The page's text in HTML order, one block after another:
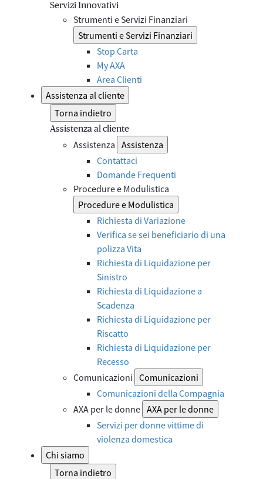
Servizi Innovativi
Strumenti e Servizi Finanziari
Strumenti e Servizi Finanziari
Stop Carta
My AXA
Area Clienti
Assistenza al cliente
Torna indietro
Assistenza al cliente
Assistenza Assistenza
Contattaci
Domande Frequenti
Procedure e Modulistica
Procedure e Modulistica
Richiesta di Variazione
Verifica se sei beneficiario di una
polizza Vita
Richiesta di Liquidazione per
Sinistro
Richiesta di Liquidazione a
Scadenza
Richiesta di Liquidazione per
Riscatto
Richiesta di Liquidazione per
Recesso
Comunicazioni Comunicazioni
Comunicazioni della Compagnia
AXA per le donne AXA per le donne
Servizi per donne vittime di
violenza domestica
Chi siamo
Torna indietro